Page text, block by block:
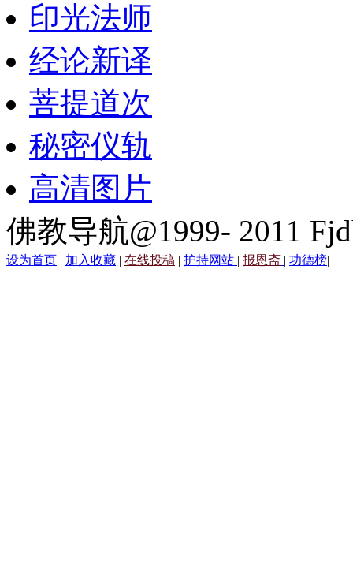
印光法师
经论新译
菩提道次
秘密仪轨
高清图片
佛教导航@1999- 2011
设为首页 | 加入收藏 | 在线投稿 | 护持网站 | 报恩斋 | 功德榜|